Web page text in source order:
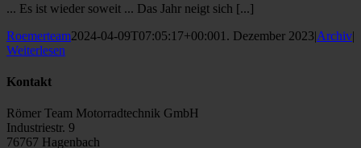
... Es ist wieder soweit ... Das Jahr neigt sich [...]
Roemerteam2024-04-09T07:05:17+00:001. Dezember 2023|Archiv|
Weiterlesen
Kontakt
Römer Team Motorradtechnik GmbH
Industriestr. 9
76767 Hagenbach